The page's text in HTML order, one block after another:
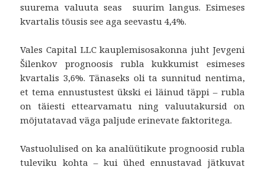
suurema valuuta seas suurim langus. Esimeses
kvartalis tõusis see aga seevastu 4,4%.
Vales Capital LLC kauplemisosakonna juht Jevgeni
Šilenkov prognoosis rubla kukkumist esimeses
kvartalis 3,6%. Tänaseks oli ta sunnitud nentima,
et tema ennustustest ükski ei läinud täppi – rubla
on täiesti ettearvamatu ning valuutakursid on
mõjutatavad väga paljude erinevate faktoritega.
Vastuolulised on ka analüütikute prognoosid rubla
tuleviku kohta – kui ühed ennustavad jätkuvat